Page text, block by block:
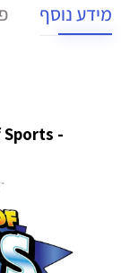
מידע נוסף
Sports -